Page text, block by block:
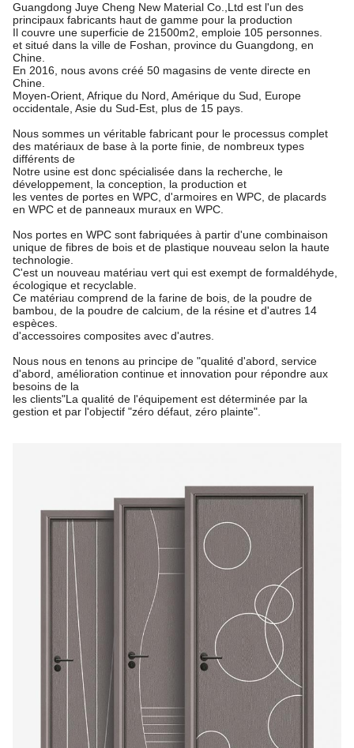
Guangdong Juye Cheng New Material Co.,Ltd est l'un des
principaux fabricants haut de gamme pour la production
Il couvre une superficie de 21500m2, emploie 105 personnes.
et situé dans la ville de Foshan, province du Guangdong, en
Chine.
En 2016, nous avons créé 50 magasins de vente directe en
Chine.
Moyen-Orient, Afrique du Nord, Amérique du Sud, Europe
occidentale, Asie du Sud-Est, plus de 15 pays.
Nous sommes un véritable fabricant pour le processus complet
des matériaux de base à la porte finie, de nombreux types
différents de
Notre usine est donc spécialisée dans la recherche, le
développement, la conception, la production et
les ventes de portes en WPC, d'armoires en WPC, de placards
en WPC et de panneaux muraux en WPC.
Nos portes en WPC sont fabriquées à partir d'une combinaison
unique de fibres de bois et de plastique nouveau selon la haute
technologie.
C'est un nouveau matériau vert qui est exempt de formaldéhyde,
écologique et recyclable.
Ce matériau comprend de la farine de bois, de la poudre de
bambou, de la poudre de calcium, de la résine et d'autres 14
espèces.
d'accessoires composites avec d'autres.
Nous nous en tenons au principe de "qualité d'abord, service
d'abord, amélioration continue et innovation pour répondre aux
besoins de la
les clients"La qualité de l'équipement est déterminée par la
gestion et par l'objectif "zéro défaut, zéro plainte".